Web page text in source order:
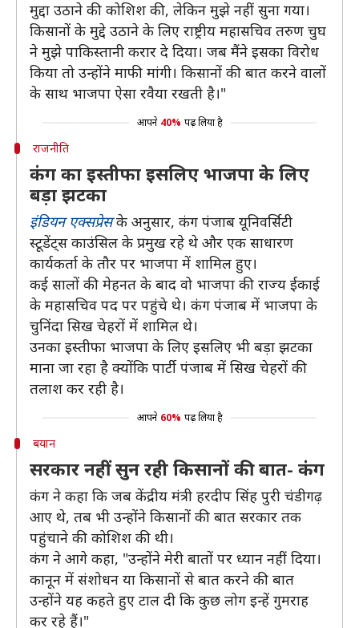
मुद्दा उठाने की कोशिश की, लेकिन मुझे नहीं सुना गया।
किसानों के मुद्दे उठाने के लिए राष्ट्रीय महासचिव तरुण चुघ
ने मुझे पाकिस्तानी करार दे दिया। जब मैंने इसका विरोध
किया तो उन्होंने माफी मांगी। किसानों की बात करने वालों
के साथ भाजपा ऐसा रवैया रखती है।"
आपने 40% पढ़ लिया है
राजनीति
कंग का इस्तीफा इसलिए भाजपा के लिए
बड़ा झटका
इंडियन एक्सप्रेसके अनुसार, कंग पंजाब यूनिवर्सिटी
स्टूडेंट्स काउंसिल के प्रमुख रहे थे और एक साधारण
कार्यकर्ता के तौर पर भाजपा में शामिल हुए।
कई सालों की मेहनत के बाद वो भाजपा की राज्य ईकाई
के महासचिव पद पर पहुंचे थे। कंग पंजाब में भाजपा के
चुनिंदा सिख चेहरों में शामिल थे।
उनका इस्तीफा भाजपा के लिए इसलिए भी बड़ा झटका
माना जा रहा है क्योंकि पार्टी पंजाब में सिख चेहरों की
तलाश कर रही है।
आपने 60% पढ़ लिया है
बयान
सरकार नहीं सुन रही किसानों की बात- कंग
कंग ने कहा कि जब केंद्रीय मंत्री हरदीप सिंह पुरी चंडीगढ़
आए थे, तब भी उन्होंने किसानों की बात सरकार तक
पहुंचाने की कोशिश की थी।
कंग ने आगे कहा, "उन्होंने मेरी बातों पर ध्यान नहीं दिया।
कानून में संशोधन या किसानों से बात करने की बात
उन्होंने यह कहते हुए टाल दी कि कुछ लोग इन्हें गुमराह
कर रहे हैं।"